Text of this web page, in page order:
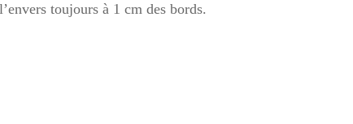
toujours à 1 cm des bords.